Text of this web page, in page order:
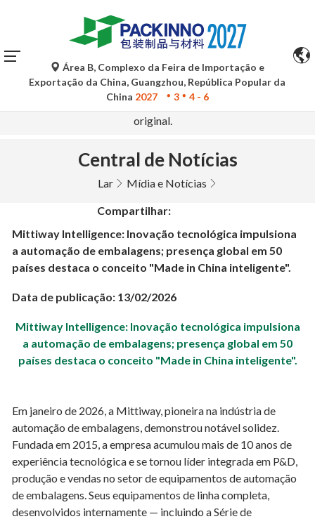
As traduções automáticas do Google Tradutor são apenas
para referência e podem conter imprecisões. Para
quaisquer dúvidas, consulte a versão original no idioma
original.
Área B, Complexo da Feira de Importação e
Exportação da China, Guangzhou, República Popular da
China 2027 3 4 - 6
Central de Notícias
Lar Mídia e Notícias
Compartilhar:
Mittiway Intelligence: Inovação tecnológica impulsiona
a automação de embalagens; presença global em 50
países destaca o conceito "Made in China inteligente".
Data de publicação: 13/02/2026
Mittiway Intelligence: Inovação tecnológica impulsiona
a automação de embalagens; presença global em 50
países destaca o conceito "Made in China inteligente".
Em janeiro de 2026, a Mittiway, pioneira na indústria de
automação de embalagens, demonstrou notável solidez.
Fundada em 2015, a empresa acumulou mais de 10 anos de
experiência tecnológica e se tornou líder integrada em P&D,
produção e vendas no setor de equipamentos de automação
de embalagens. Seus equipamentos de linha completa,
desenvolvidos internamente — incluindo a Série de